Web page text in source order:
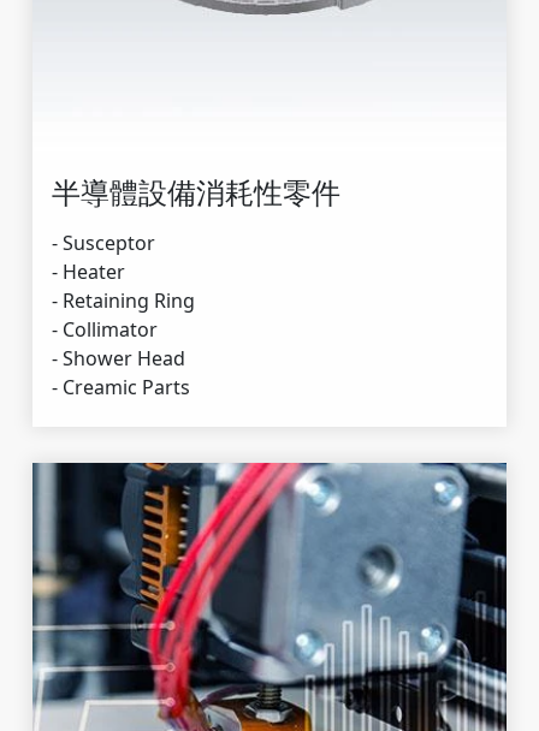
半導體設備消耗性零件
- Susceptor
- Heater
- Retaining Ring
- Collimator
- Shower Head
- Creamic Parts